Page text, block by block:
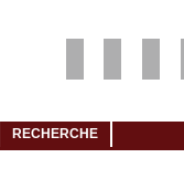
RECHERCHE